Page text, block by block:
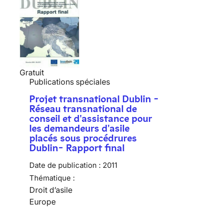
Gratuit
Publications spéciales
Projet transnational Dublin -
Réseau transnational de
conseil et d'assistance pour
les demandeurs d'asile
placés sous procédrures
Dublin- Rapport final
Date de publication : 2011
Thématique :
Droit d’asile
Europe